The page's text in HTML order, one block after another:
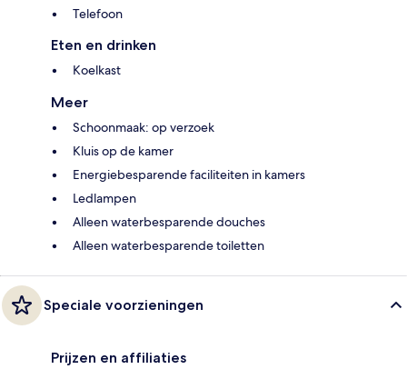
Telefoon
Eten en drinken
Koelkast
Meer
Schoonmaak: op verzoek
Kluis op de kamer
Energiebesparende faciliteiten in kamers
Ledlampen
Alleen waterbesparende douches
Alleen waterbesparende toiletten
Speciale voorzieningen
Prijzen en affiliaties